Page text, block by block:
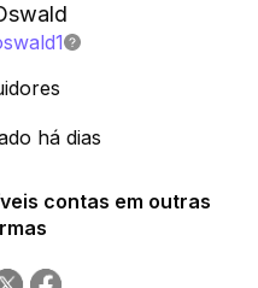
há dias
contas em outras